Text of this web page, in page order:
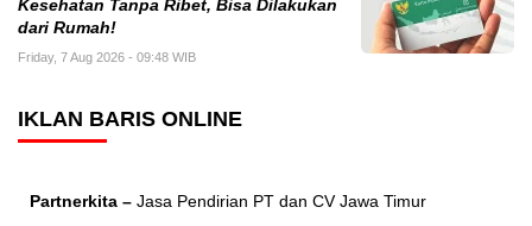
Kesehatan Tanpa Ribet, Bisa Dilakukan
dari Rumah!
Friday, 7 Aug 2026 - 09:48 WIB
IKLAN BARIS ONLINE
Partnerkita – Jasa Pendirian PT dan CV Jawa Timur